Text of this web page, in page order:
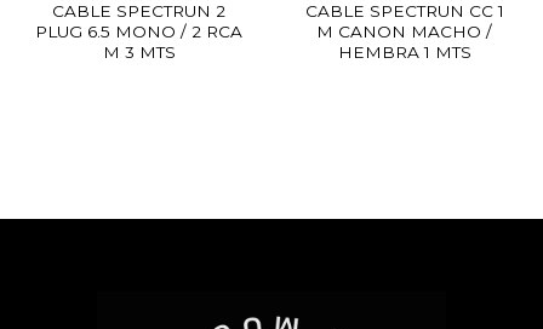
CABLE SPECTRUN 2
PLUG 6.5 MONO / 2 RCA
M 3 MTS
CABLE SPECTRUN CC 1
M CANON MACHO /
HEMBRA 1 MTS